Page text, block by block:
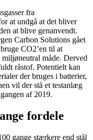
fra
at undgå at det bliver
at blive genanvendt.
Carbon Solutions gået
CO2’en til at
måde. Derved
råstof. Potentielt kan
der bruges i batterier,
vil der stå et testanlæg
af 2019.
fordele
gange stærkere end stål